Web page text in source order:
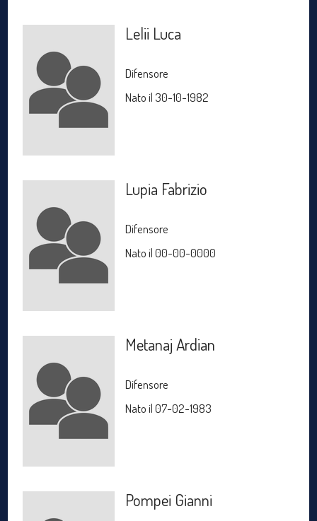
Lelii Luca
Difensore
Nato il 30-10-1982
Lupia Fabrizio
Difensore
Nato il 00-00-0000
Metanaj Ardian
Difensore
Nato il 07-02-1983
Pompei Gianni